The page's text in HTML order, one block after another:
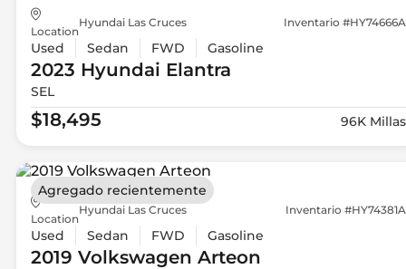
Location
Hyundai Las Cruces Inventario #HY74666A
Used Sedan FWD Gasoline
2023 Hyundai Elantra
SEL
$18,495 96K Millas
Location
Hyundai Las Cruces Inventario #HY74381A
Used Sedan FWD Gasoline
2019 Volkswagen Arteon
Agregado recientemente